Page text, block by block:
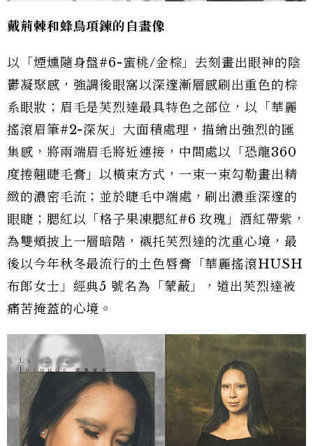
戴荊棘和蜂鳥項鍊的自畫像
以「煙燻隨身盤#6-蜜桃/金棕」去刻畫出眼神的陰
鬱凝聚感，強調後眼窩以深邃漸層感刷出重色的棕
系眼妝；眉毛是芙烈達最具特色之部位，以「華麗
搖滾眉筆#2-深灰」大面積處理，描繪出強烈的匯
集感，將兩端眉毛將近連接，中間處以「恐龍360
度捲翹睫毛膏」以橫束方式，一束一束勾勒畫出精
緻的濃密毛流；並於睫毛中端處，刷出濃垂深邃的
眼睫；腮紅以「格子果凍腮紅#6 玫瑰」酒紅帶紫，
為雙頰披上一層暗階，襯托芙烈達的沈重心境，最
後以今年秋冬最流行的土色唇膏「華麗搖滾HUSH
布郎女士」經典5 號名為「蒙蔽」，道出芙烈達被
痛苦掩蓋的心境。